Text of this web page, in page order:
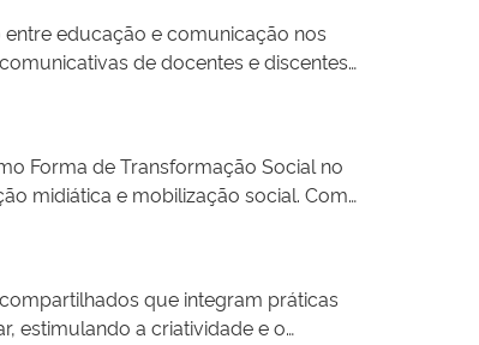
educação e comunicação nos
de docentes e discentes
Forma de Transformação Social no
midiática e mobilização social. Com
que integram práticas
estimulando a criatividade e o